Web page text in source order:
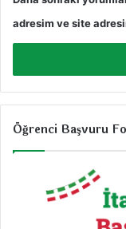
adresim ve site
Öğrenci Başvuru